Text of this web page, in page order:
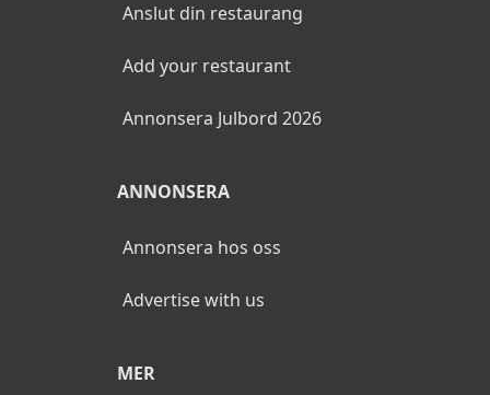
Anslut din restaurang
Add your restaurant
Annonsera Julbord 2026
ANNONSERA
Annonsera hos oss
Advertise with us
MER